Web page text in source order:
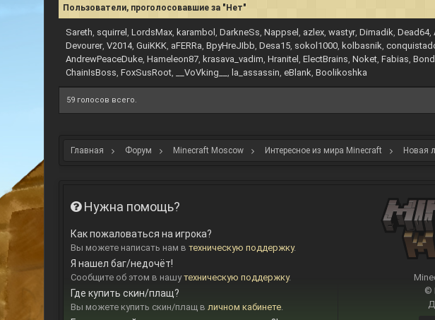
Пользователи, проголосовавшие за "Нет"
Sareth squirrel LordsMax karambol DarkneSs Nappsel azlex wastyr Dimadik Dead64
Devourer V2014 GuiKKK aFERRa BpyHreJIbb Desa15 sokol1000 kolbasnik
AndrewPeaceDuke Hameleon87 krasava_vadim Hranitel ElectBrains Noket Fabias
ChainIsBoss FoxSusRoot __VoVking__ la_assassin eBlank Boolikoshka
59 голосов всего.
Главная Форум Minecraft Moscow Интересное из мира Minecraft Новая
Нужна помощь?
Как пожаловаться на игрока?
Вы можете написать нам в техническую поддержку.
Я нашел баг/недочёт!
Сообщите об этом в нашутехническую поддержку.
Где купить скин/плащ?
Вы можете купить скин/плащ в личном кабинете.
©